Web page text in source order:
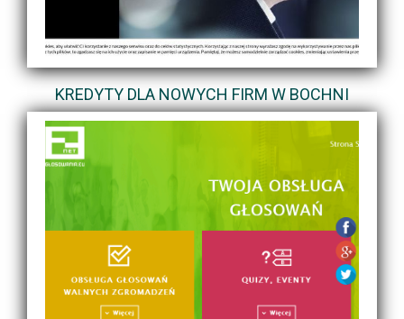
KREDYTY DLA NOWYCH FIRM W BOCHNI